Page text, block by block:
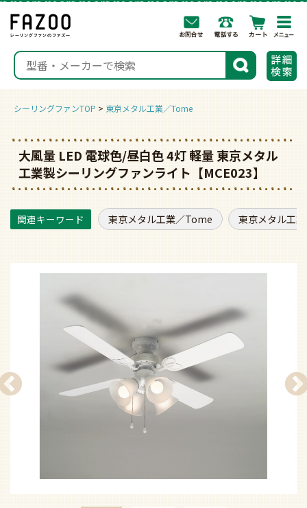
検索
シーリングファンTOP 東京メタル工業／Tome
大風量 LED 電球色/昼白色 4灯 軽量 東京メタル
工業製シーリングファンライト【MCE023】
東京メタル工業／Tome 東京メタル工